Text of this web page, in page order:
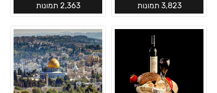
3,823 תמונות 2,363 תמונות